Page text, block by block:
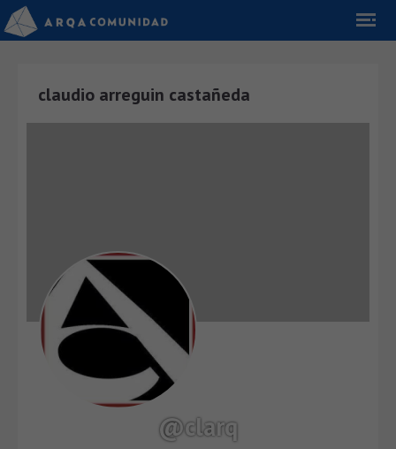
claudio arreguin castañeda
@clarq